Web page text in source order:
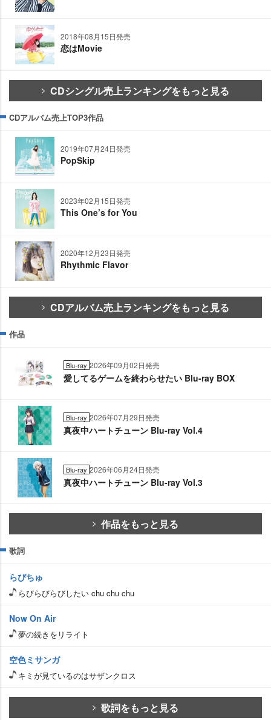
2018年08月15日発売
恋はMovie
CDシングル売上ランキングをもっと見る
CDアルバム売上TOP3作品
2019年07月24日発売
PopSkip
2023年02月15日発売
This One’s for You
2020年12月23日発売
Rhythmic Flavor
CDアルバム売上ランキングをもっと見る
作品
Blu-ray 2026年09月02日発売
愛してるゲームを終わらせたい Blu-ray BOX
Blu-ray 2026年07月29日発売
真夜中ハートチューン Blu-ray Vol.4
Blu-ray 2026年06月24日発売
真夜中ハートチューン Blu-ray Vol.3
作品をもっと見る
歌詞
らびちゅ
らびらびらびしたい chu chu chu
Now On Air
夢の続きをリライト
空色ミサンガ
キミが見ているのはサザンクロス
歌詞をもっと見る